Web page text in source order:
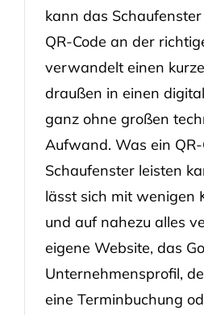
kann das
QR-Code an der
verwandelt einen
draußen in einen
ganz ohne großen
Aufwand. Was ein QR-
Schaufenster leisten
lässt sich mit wenigen
und auf nahezu alles
eigene Website, das
Unternehmensprofil,
eine Terminbuchung